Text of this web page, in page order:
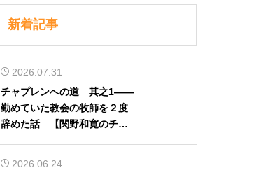
新着記事
2026.07.31
チャプレンへの道 其之1――
勤めていた教会の牧師を２度
辞めた話 【関野和寛のチャ
2026.06.24